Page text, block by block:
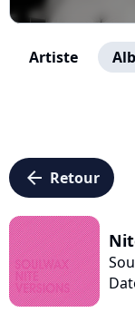
Artiste
arrow_left Retour